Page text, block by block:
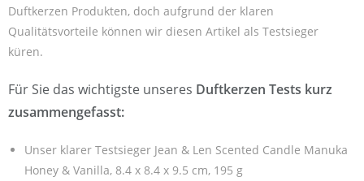
Duftkerzen Produkten, doch aufgrund der klaren
Qualitätsvorteile können wir diesen Artikel als Testsieger
küren.
Für Sie das wichtigste unseres Duftkerzen Tests kurz
zusammengefasst:
Unser klarer Testsieger Jean & Len Scented Candle Manuka
Honey & Vanilla, 8.4 x 8.4 x 9.5 cm, 195 g